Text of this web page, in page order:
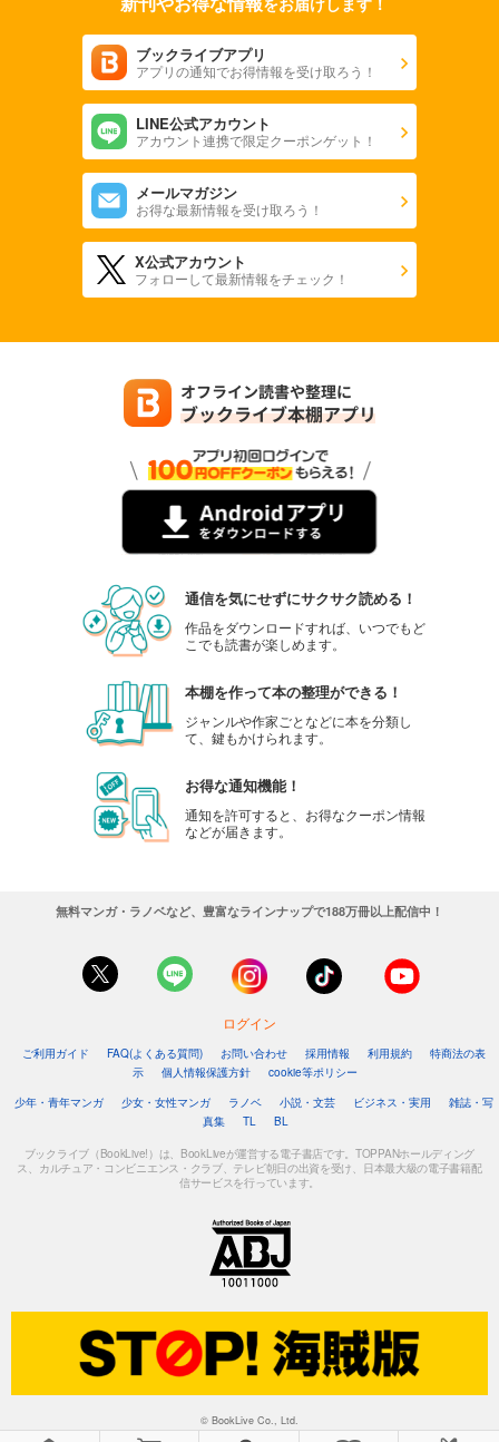
ブックライブアプリ
アプリの通知でお得情報を受け取ろう！
LINE公式アカウント
アカウント連携で限定クーポンゲット！
メールマガジン
お得な最新情報を受け取ろう！
X公式アカウント
フォローして最新情報をチェック！
通信を気にせずにサクサク読める！
作品をダウンロードすれば、いつでもど
こでも読書が楽しめます。
本棚を作って本の整理ができる！
ジャンルや作家ごとなどに本を分類し
て、鍵もかけられます。
お得な通知機能！
通知を許可すると、お得なクーポン情報
などが届きます。
無料マンガ・ラノベなど、豊富なラインナップで188万冊以上配信中！
ログイン
ご利用ガイド FAQ(よくある質問) お問い合わせ 採用情報 利用規約
特商法の表
示
個人情報保護方針
cookie等ポリシー
少年・青年マンガ
少女・女性マンガ ラノベ 小説・文芸 ビジネス・実用
雑誌・写
真集
TL BL
ブックライブ（BookLive!）は、BookLiveが運営する電子書店です。TOPPANホールディング
ス、カルチュア・コンビニエンス・クラブ、テレビ朝日の出資を受け、日本最大級の電子書籍配
信サービスを行っています。
© BookLive Co., Ltd.